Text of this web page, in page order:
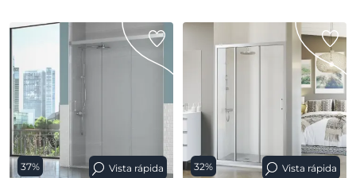
37% Vista rápida 32% Vista rápida